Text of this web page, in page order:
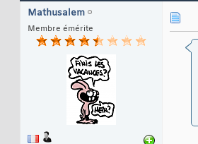
Mathusalem
Membre émérite